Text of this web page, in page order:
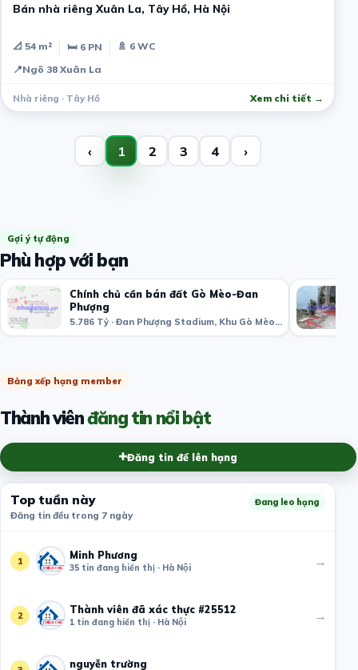
Bán nhà riêng Xuân La, Tây Hồ, Hà Nội
📐 54 m² 🛏 6 PN
🚿 6 WC
📍Ngõ 38 Xuân La
Nhà riêng · Tây Hồ Xem chi tiết →
‹ 1 2 3 4 ›
Gợi ý tự động
Phù hợp với bạn
Chính chủ cần bán đất Gò Mèo-Đan
Phượng
5.786 Tỷ · Đan Phượng Stadium, Khu Gò Mèo, thị trấn Phùng, Đan Phượng, Hà Nội, Việt Nam
Bảng xếp hạng member
Thành viênđăng tin nổi bật
Đăng tin để lên hạng
Top tuần này
Đăng tin đều trong 7 ngày
Đang leo hạng
1 Minh Phương
35 tin đang hiển thị · Hà Nội →
2 Thành viên đã xác thực #25512
1 tin đang hiển thị · Hà Nội →
nguyễn trường